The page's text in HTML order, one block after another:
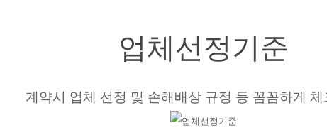
업체선정기준
계약시 업체 선정 및 손해배상 규정 등 꼼꼼하게 체